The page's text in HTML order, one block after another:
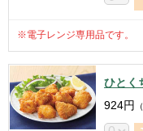
※電子レンジ専用品です。
ひとく
924円